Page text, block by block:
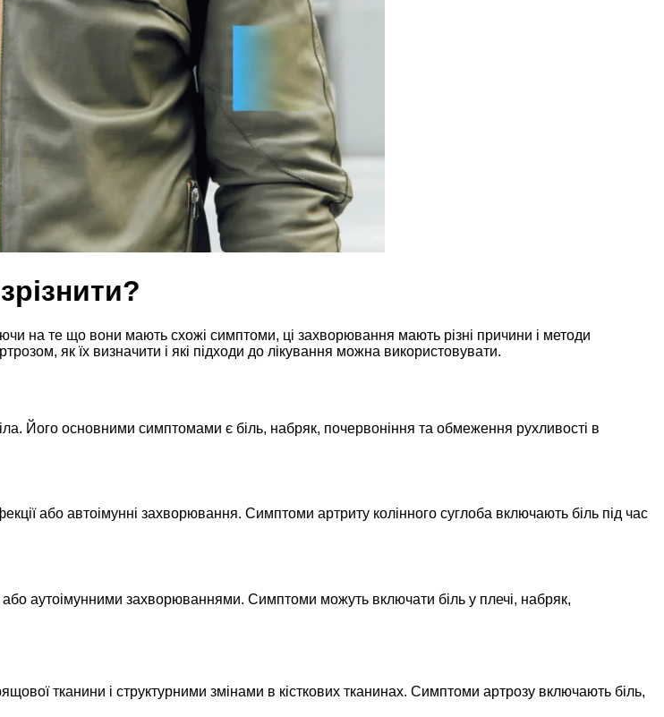
на те що вони мають схожі симптоми, ці захворювання мають різні причини і методи
як їх визначити і які підходи до лікування можна використовувати.
Його основними симптомами є біль, набряк, почервоніння та обмеження рухливості в
або автоімунні захворювання. Симптоми артриту колінного суглоба включають біль під час
аутоімунними захворюваннями. Симптоми можуть включати біль у плечі, набряк,
тканини і структурними змінами в кісткових тканинах. Симптоми артрозу включають біль,